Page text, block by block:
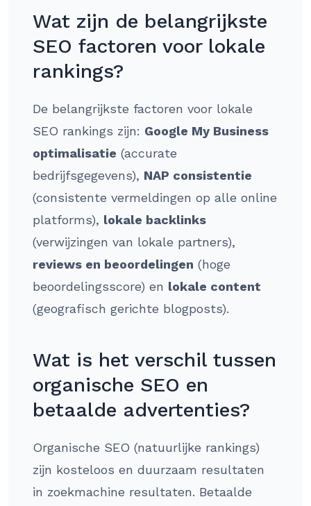
Wat zijn de belangrijkste
SEO factoren voor lokale
rankings?
De belangrijkste factoren voor lokale
SEO rankings zijn: Google My Business
optimalisatie (accurate
bedrijfsgegevens), NAP consistentie
(consistente vermeldingen op alle online
platforms), lokale backlinks
(verwijzingen van lokale partners),
reviews en beoordelingen (hoge
beoordelingsscore) en lokale content
(geografisch gerichte blogposts).
Wat is het verschil tussen
organische SEO en
betaalde advertenties?
Organische SEO (natuurlijke rankings)
zijn kosteloos en duurzaam resultaten
in zoekmachine resultaten. Betaalde